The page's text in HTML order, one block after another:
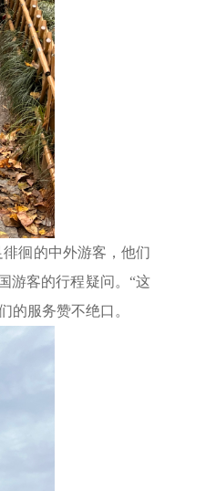
徊的中外游客，他们
游客的行程疑问。“这
的服务赞不绝口。